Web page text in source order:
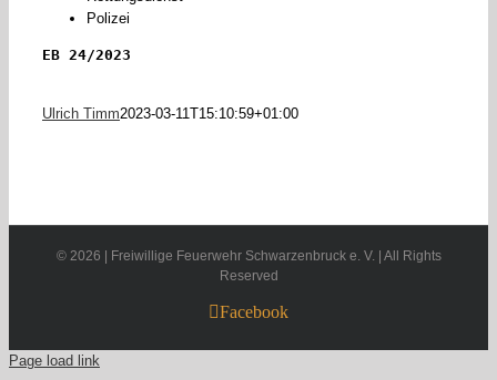
Polizei
EB 24/2023
Ulrich Timm2023-03-11T15:10:59+01:00
© 2026 | Freiwillige Feuerwehr Schwarzenbruck e. V. | All Rights
Reserved
Facebook
Page load link